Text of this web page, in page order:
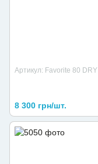
Артикул: Favorite 80 DRY
8 300 грн/шт.